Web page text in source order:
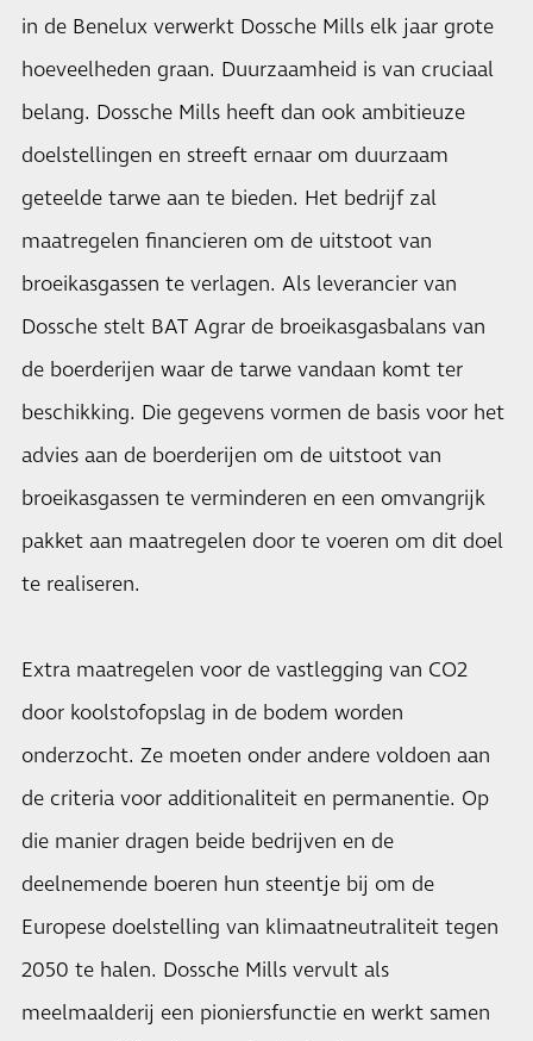
in de Benelux verwerkt Dossche Mills elk jaar grote
hoeveelheden graan. Duurzaamheid is van cruciaal
belang. Dossche Mills heeft dan ook ambitieuze
doelstellingen en streeft ernaar om duurzaam
geteelde tarwe aan te bieden. Het bedrijf zal
maatregelen financieren om de uitstoot van
broeikasgassen te verlagen. Als leverancier van
Dossche stelt BAT Agrar de broeikasgasbalans van
de boerderijen waar de tarwe vandaan komt ter
beschikking. Die gegevens vormen de basis voor het
advies aan de boerderijen om de uitstoot van
broeikasgassen te verminderen en een omvangrijk
pakket aan maatregelen door te voeren om dit doel
te realiseren.
Extra maatregelen voor de vastlegging van CO2
door koolstofopslag in de bodem worden
onderzocht. Ze moeten onder andere voldoen aan
de criteria voor additionaliteit en permanentie. Op
die manier dragen beide bedrijven en de
deelnemende boeren hun steentje bij om de
Europese doelstelling van klimaatneutraliteit tegen
2050 te halen. Dossche Mills vervult als
meelmaalderij een pioniersfunctie en werkt samen